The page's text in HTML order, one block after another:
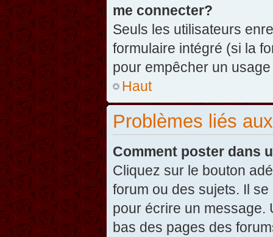
me connecter?
Seuls les utilisateurs
formulaire intégré (si la
pour empêcher un
Haut
Problèmes liés
Comment poster dans
Cliquez sur le bouton
forum ou des sujets. Il
pour écrire un message.
bas des pages des